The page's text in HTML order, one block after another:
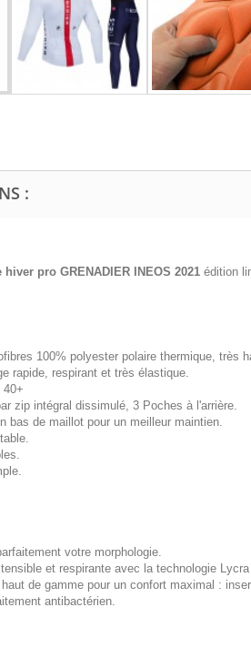
:
pro GRENADIER INEOS 2021 édition
100% polyester polaire thermique, très
rapide, respirant et très élastique.
40+
zip intégral dissimulé, 3 Poches à l'arrière.
bas de maillot pour un meilleur maintien.
votre morphologie.
et respirante avec la technologie
de gamme pour un confort maximal :
antibactérien.